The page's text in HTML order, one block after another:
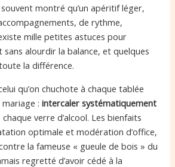
souvent montré qu’un apéritif léger,
de rythme,
mille petites astuces pour
sans alourdir la balance, et quelques
la différence.
qu’on chuchote à chaque tablée
mariage :intercaler systématiquement
verre d’alcool. Les bienfaits
optimale et modération d’office,
la fameuse « gueule de bois » du
regretté d’avoir cédé à la